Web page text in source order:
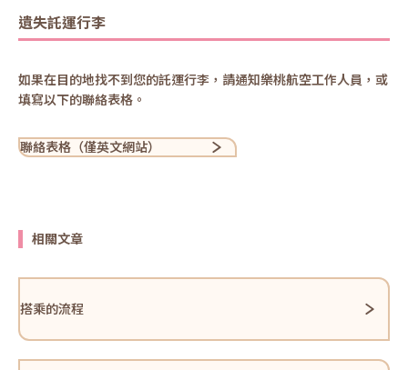
遺失託運行李
如果在目的地找不到您的託運行李，請通知樂桃航空工作人員，或
填寫以下的聯絡表格。
聯絡表格（僅英文網站）
相關文章
搭乘的流程